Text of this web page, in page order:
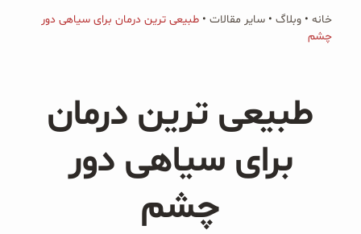
برای:
پکیج‌ها
محصولات جو دوسر
پودر کیک جو دوسر
شیرین کننده های طبیعی
خانه • وبلاگ • سایر مقالات • طبیعی ترین درمان برای سیاهی دور
چشم
طبیعی ترین درمان
برای سیاهی دور
چشم